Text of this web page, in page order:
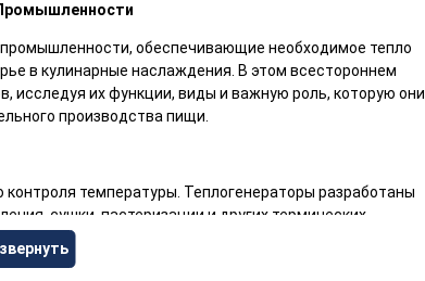
обеспечивающие необходимое тепло
в кулинарные наслаждения. В этом всестороннем
исследуя их функции, виды и важную роль, которую они
производства пищи.
температуры. Теплогенераторы разработаны
сушки, пастеризации и других термических
воздуха, эти машины являются основой
пищевых приложений.